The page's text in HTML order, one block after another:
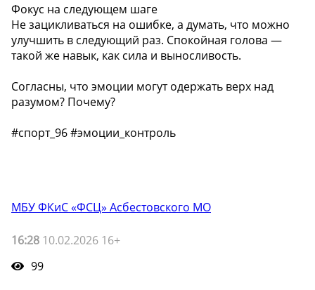
Фокус на следующем шаге
Не зацикливаться на ошибке, а думать, что можно
улучшить в следующий раз. Спокойная голова —
такой же навык, как сила и выносливость.
Согласны, что эмоции могут одержать верх над
разумом? Почему?
#спорт_96 #эмоции_контроль
МБУ ФКиС «ФСЦ» Асбестовского МО
16:28 10.02.2026 16+
99